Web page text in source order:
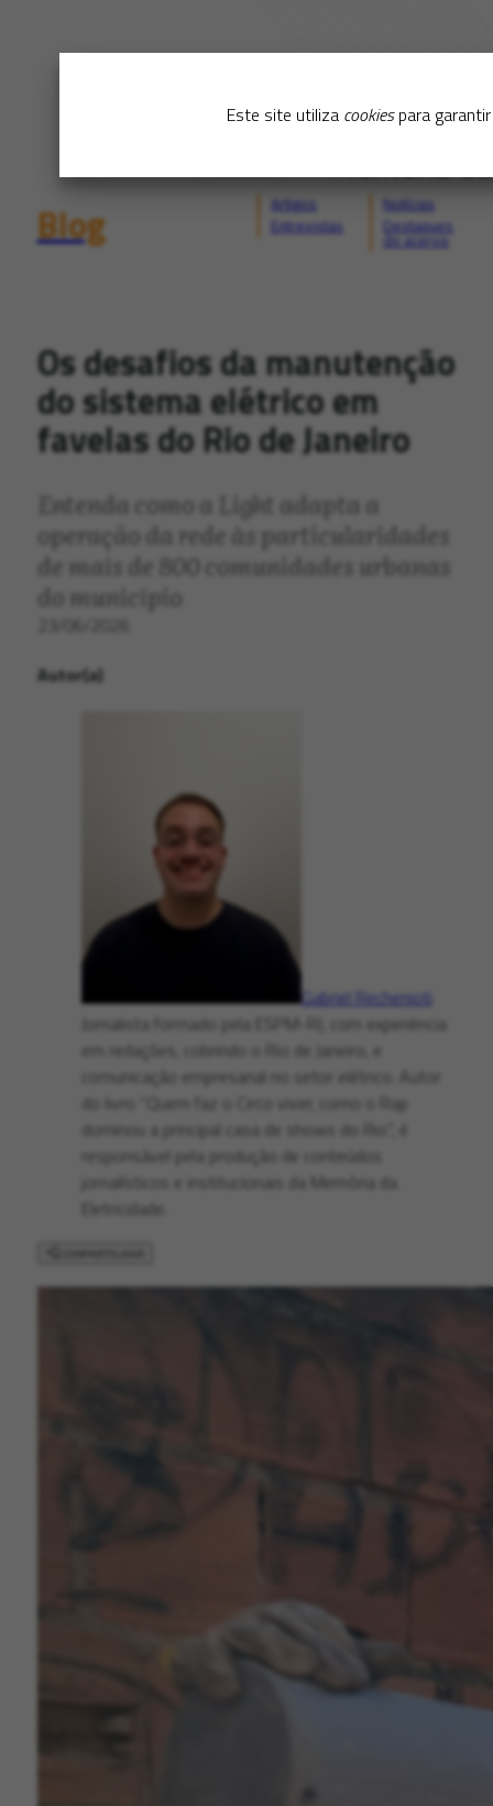
Este site utiliza cookiespara
Blog
Artigos
Entrevistas
Notícias
Destaques
Os desafios da manutenção
do sistema elétrico em
favelas do Rio de Janeiro
Entenda como a Light adapta a
operação da rede às particularidades
de mais de 800 comunidades urbanas
do município
23/06/2026
Autor(a)
Gabriel Rechenioti
Jornalista formado pela ESPM-RJ, com experiência
em redações, cobrindo o Rio de Janeiro, e
comunicação empresarial no setor elétrico. Autor
do livro “Quem faz o Circo viver, como o Rap
dominou a principal casa de shows do Rio", é
responsável pela produção de conteúdos
jornalísticos e institucionais da Memória da
Eletricidade.